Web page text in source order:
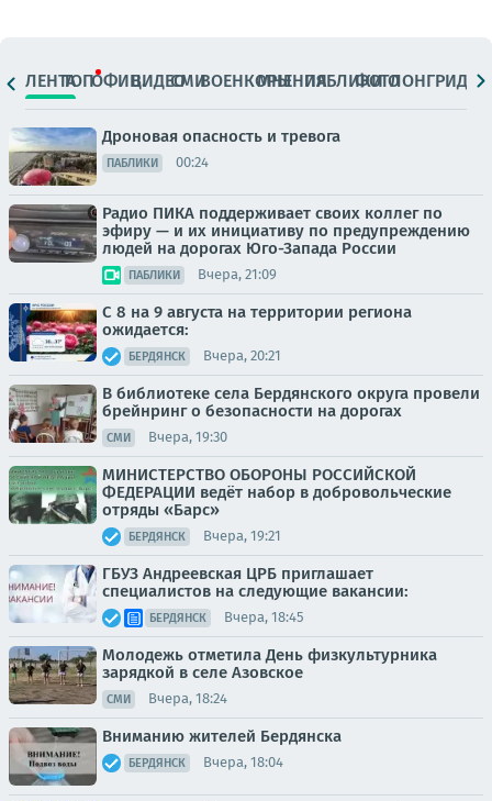
ЛЕНТАТОПОФИЦ.ВИДЕОСМИВОЕНКОРЫМНЕНИЯПАБЛИКИ
ФОТОЛОНГРИДЫ
Дроновая опасность и тревога
ПАБЛИКИ 00:24
Радио ПИКА поддерживает своих коллег по
эфиру — и их инициативу по предупреждению
людей на дорогах Юго-Запада России
ПАБЛИКИ Вчера, 21:09
С 8 на 9 августа на территории региона
ожидается:
БЕРДЯНСК Вчера, 20:21
В библиотеке села Бердянского округа провели
брейнринг о безопасности на дорогах
СМИ Вчера, 19:30
МИНИСТЕРСТВО ОБОРОНЫ РОССИЙСКОЙ
ФЕДЕРАЦИИ ведёт набор в добровольческие
отряды «Барс»
БЕРДЯНСК Вчера, 19:21
ГБУЗ Андреевская ЦРБ приглашает
специалистов на следующие вакансии:
БЕРДЯНСК Вчера, 18:45
Молодежь отметила День физкультурника
зарядкой в селе Азовское
СМИ Вчера, 18:24
Вниманию жителей Бердянска
БЕРДЯНСК Вчера, 18:04